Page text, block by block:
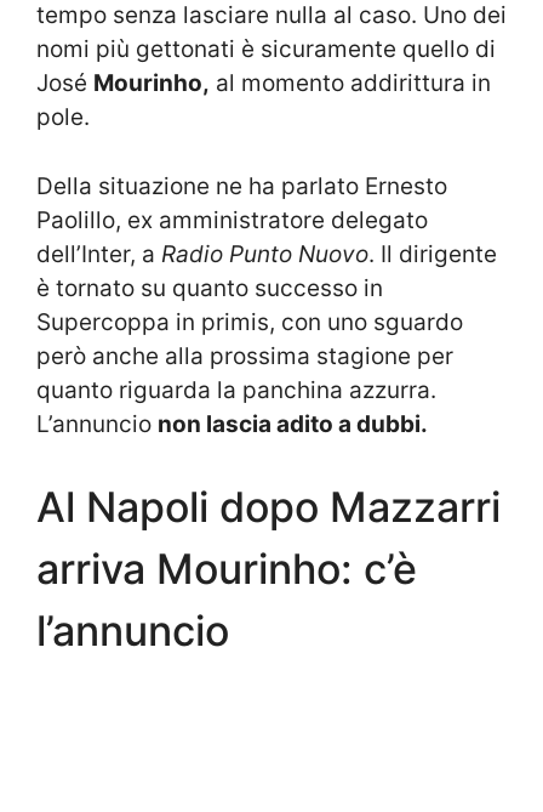
tempo senza lasciare nulla al caso. Uno dei
nomi più gettonati è sicuramente quello di
José Mourinho, al momento addirittura in
pole.
Della situazione ne ha parlato Ernesto
Paolillo, ex amministratore delegato
dell’Inter, a Radio Punto Nuovo. Il dirigente
è tornato su quanto successo in
Supercoppa in primis, con uno sguardo
però anche alla prossima stagione per
quanto riguarda la panchina azzurra.
L’annuncio non lascia adito a dubbi.
Al Napoli dopo Mazzarri
arriva Mourinho: c’è
l’annuncio